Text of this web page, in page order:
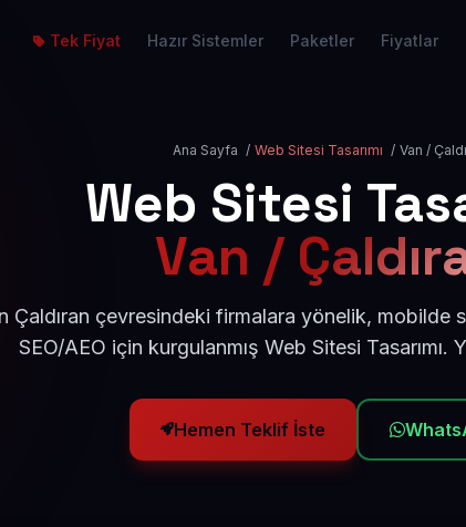
Tek Fiyat Hazır Sistemler Paketler Fiyatlar
Ana Sayfa / Web Sitesi Tasarımı / Van /
Web Sitesi
Van /
Çaldıran çevresindeki firmalara yönelik, mobilde
SEO/AEO için kurgulanmış Web Sitesi Tasarımı.
Hemen Teklif İste